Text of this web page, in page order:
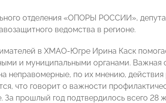
отделения «ОПОРЫ РОССИИ»,
ведомства в регионе.
в ХМАО-Югре Ирина Каск
и муниципальными органами.
неправомерные, по их мнению, действия
что говорит о важности
За прошлый год подтвердилось всего